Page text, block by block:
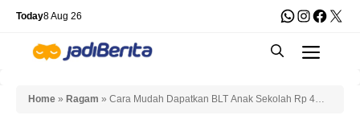
Skip
content
Today8 Aug 26 WhatsApp
X
Home » Ragam » Cara Mudah Dapatkan BLT Anak Sekolah Rp 4